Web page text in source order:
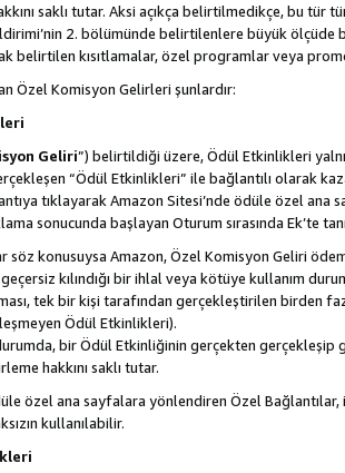
saklı tutar. Aksi açıkça belirtilmedikçe, bu tür
2. bölümünde belirtilenlere büyük ölçüde
belirtilen kısıtlamalar, özel programlar veya
Özel Komisyon Gelirleri şunlardır:
Geliri”) belirtildiği üzere, Ödül Etkinlikleri
“Ödül Etkinlikleri” ile bağlantılı olarak
tıklayarak Amazon Sitesi’nde ödüle özel ana
sonucunda başlayan Oturum sırasında Ek’te
söz konusuysa Amazon, Özel Komisyon Geliri
kılındığı bir ihlal veya kötüye kullanım
tek bir kişi tarafından gerçekleştirilen
Ödül Etkinlikleri).
bir Ödül Etkinliğinin gerçekten gerçekleşip
hakkını saklı tutar.
özel ana sayfalara yönlendiren Özel
kullanılabilir.